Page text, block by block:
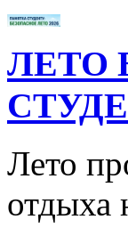
ЛЕТО
Лето
отдыха